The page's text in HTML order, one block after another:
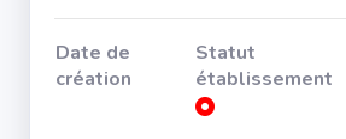
Date de
création
Statut
établissement